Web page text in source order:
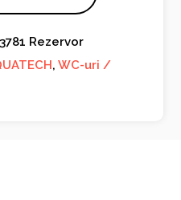
Rezervor
,WC-uri /